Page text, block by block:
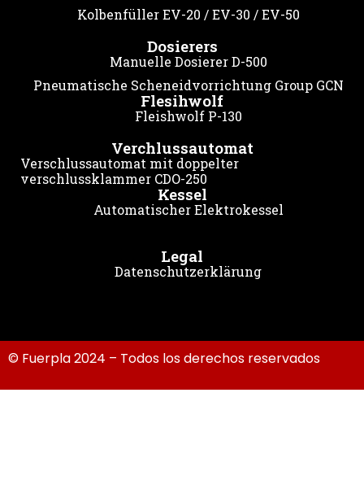
Kolbenfüller EV-20 / EV-30 / EV-50
Dosierers
Manuelle Dosierer D-500
Pneumatische Scheneidvorrichtung Group GCN
Flesihwolf
Fleishwolf P-130
Verchlussautomat
Verschlussautomat mit doppelter
verschlussklammer CDO-250
Kessel
Automatischer Elektrokessel
Legal
Datenschutzerklärung
© Fuerpla 2024 – Todos los derechos reservados